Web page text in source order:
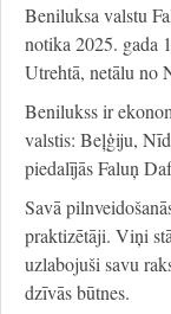
Beniluksa valstu
notika 2025. gada
Utrehtā, netālu no
Benilukss ir
valstis: Beļģiju,
piedalījās Faluņ
Savā
praktizētāji. Viņi
uzlabojuši savu
dzīvās būtnes.